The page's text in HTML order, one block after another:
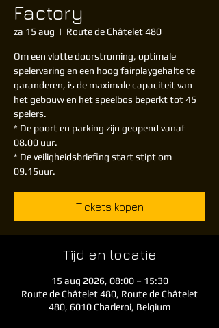
Factory
za 15 aug
  |
Route de Châtelet 480
Om een vlotte doorstroming, optimale
spelervaring en een hoog fairplaygehalte te
garanderen, is de maximale capaciteit van
het gebouw en het speelbos beperkt tot 45
spelers.
* De poort en parking zijn geopend vanaf
08.00 uur.
* De veiligheidsbriefing start stipt om
09.15uur.
Tickets kopen
Tijd en locatie
15 aug 2026, 08:00 – 15:30
Route de Châtelet 480, Route de Châtelet
480, 6010 Charleroi, Belgium